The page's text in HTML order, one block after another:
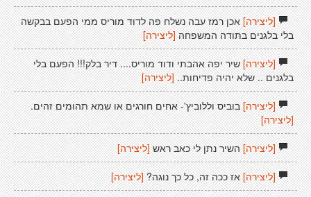
[ליצירה]אכן רמז עבה נשלח פה לדוד מוריס ממי הפעם בבקשה
בלי בלגנים בתודה המשפחה [ליצירה]
[ליצירה]שיר יפה אהבתי ודוד מוריס.... דיר בלק!!! הפעם בלי
בלגנים .. שלא יהיה פדיחות.. [ליצירה]
[ליצירה]בוביס וללוביץ'- אחים חורגים או שמא תהומים זהים.
[ליצירה]
[ליצירה]השיר נתן לי כאב ראש [ליצירה]
[ליצירה]אז ככה זה, כל כך נוגה? [ליצירה]